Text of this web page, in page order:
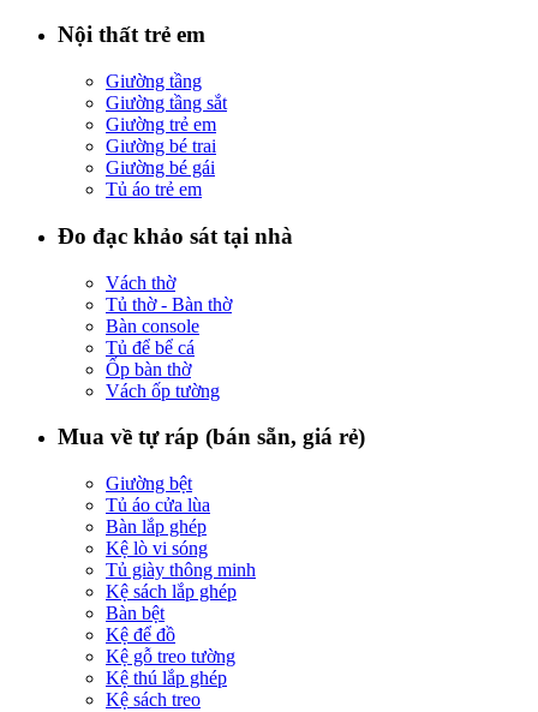
Nội thất trẻ em
Giường tầng
Giường tầng sắt
Giường trẻ em
Giường bé trai
Giường bé gái
Tủ áo trẻ em
Đo đạc khảo sát tại nhà
Vách thờ
Tủ thờ - Bàn thờ
Bàn console
Tủ để bể cá
Ốp bàn thờ
Vách ốp tường
Mua về tự ráp (bán sẵn, giá rẻ)
Giường bệt
Tủ áo cửa lùa
Bàn lắp ghép
Kệ lò vi sóng
Tủ giày thông minh
Kệ sách lắp ghép
Bàn bệt
Kệ để đồ
Kệ gỗ treo tường
Kệ thú lắp ghép
Kệ sách treo